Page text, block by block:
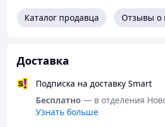
49(32,5см) 50(33см)
Каталог продавца Отзывы о
Доставка
Подписка на доставку Smart
Бесплатно — в отделения
Узнать больше